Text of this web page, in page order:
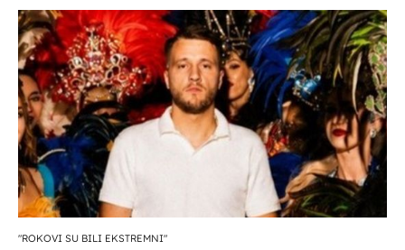
"ROKOVI SU BILI EKSTREMNI"